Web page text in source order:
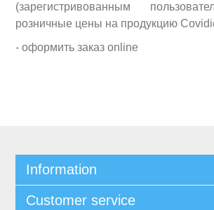
(зарегистривованным
розничные цены на продукцию
- оформить заказ online
Information
Customer service